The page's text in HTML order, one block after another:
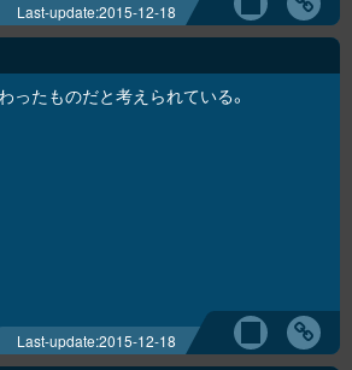
Last-update:2015-12-18
わったものだと考えられている。
Last-update:2015-12-18